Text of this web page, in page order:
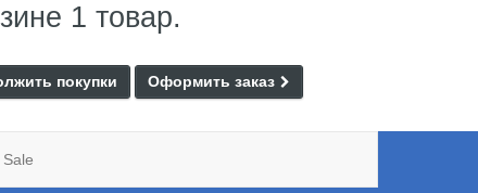
1 товар.
покупки Оформить заказ
Sale